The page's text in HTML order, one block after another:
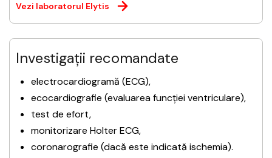
Vezi laboratorul Elytis
Investigații recomandate
electrocardiogramă (ECG),
ecocardiografie (evaluarea funcției ventriculare),
test de efort,
monitorizare Holter ECG,
coronarografie (dacă este indicată ischemia).